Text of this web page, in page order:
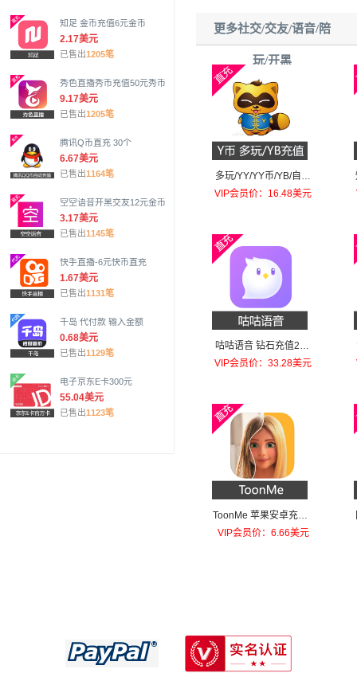
知足 金币充值6元金币
2.17美元
已售出1205笔
秀色直播秀币充值50元秀币
9.17美元
已售出1205笔
腾讯Q币直充 30个
6.67美元
已售出1164笔
空空语音开黑交友12元金币
3.17美元
已售出1145笔
快手直播-6元快币直充
1.67美元
已售出1131笔
千岛 代付款 输入金额
0.68美元
已售出1129笔
电子京东E卡300元
55.04美元
已售出1123笔
更多社交/交友/语音/陪
玩/开黑
多玩/YY/YY币/YB/自动
充值100个
VIP会员价：16.48美元
咕咕语音 钻石充值200
元钻石
VIP会员价：33.28美元
ToonMe 苹果安卓充值T
oonMe PRO
VIP会员价：6.66美元